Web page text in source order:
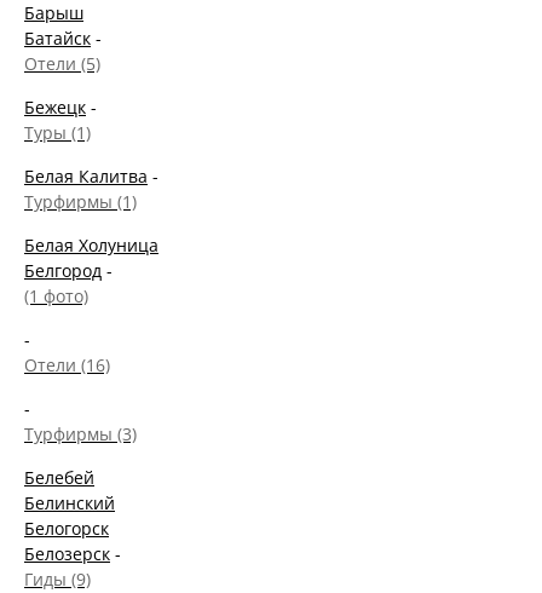
Барыш
Батайск -
Отели (5)
Бежецк -
Туры (1)
Белая Калитва -
Турфирмы (1)
Белая Холуница
Белгород -
(1 фото)
-
Отели (16)
-
Турфирмы (3)
Белебей
Белинский
Белогорск
Белозерск -
Гиды (9)